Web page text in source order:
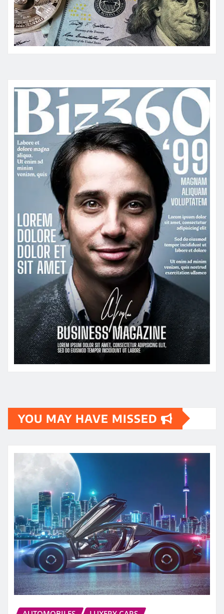
YOU MAY HAVE MISSED